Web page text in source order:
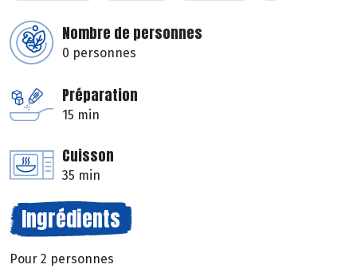
Nombre de personnes
0 personnes
Préparation
15 min
Cuisson
35 min
Ingrédients
Pour 2 personnes